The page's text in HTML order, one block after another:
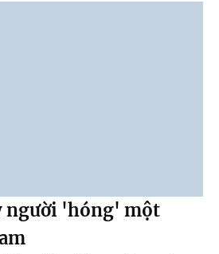
người 'hóng' một